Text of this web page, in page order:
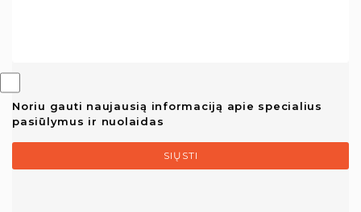
Noriu gauti naujausią informaciją apie specialius
pasiūlymus ir nuolaidas
SIŲSTI